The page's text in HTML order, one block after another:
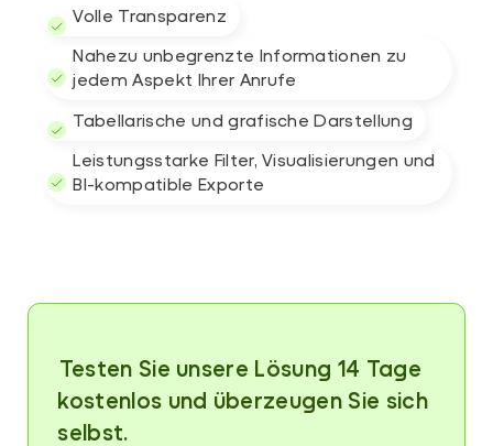
Volle Transparenz
Nahezu unbegrenzte Informationen zu
jedem Aspekt Ihrer Anrufe
Tabellarische und grafische Darstellung
Leistungsstarke Filter, Visualisierungen und
BI-kompatible Exporte
⁨⁨⁨⁨Testen Sie unsere Lösung 14 Tage
kostenlos und überzeugen Sie sich
selbst.